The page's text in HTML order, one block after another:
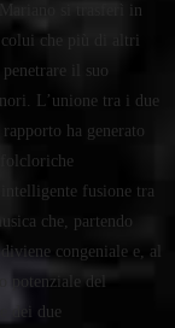
si trasferì in
che più di altri
il suo
L’unione tra i due
ha generato
folcloriche
fusione tra
che, partendo
congeniale e, al
potenziale del
dei due